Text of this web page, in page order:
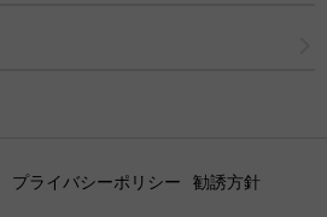
プライバシーポリシー 勧誘方針